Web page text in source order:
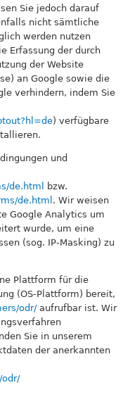
Sie jedoch darauf
nicht sämtliche
werden nutzen
Erfassung der durch
der Website
an Google sowie die
verhindern, indem Sie
) verfügbare
und
de.html
bzw.
de.html . Wir weisen
Google Analytics um
wurde, um eine
(sog. IP-Masking) zu
Plattform für die
(OS-Plattform) bereit,
odr/aufrufbar ist. Wir
Sie in unserem
der anerkannten
odr/